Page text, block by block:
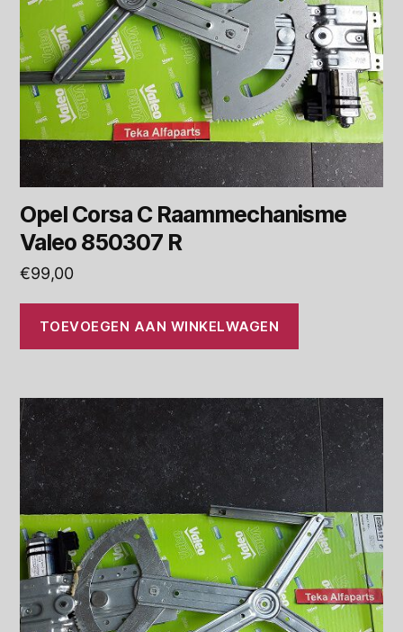
Opel Corsa C Raammechanisme
Valeo 850307 R
€99,00
TOEVOEGEN AAN WINKELWAGEN